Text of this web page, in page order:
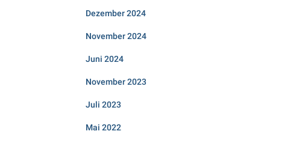
Dezember 2024
November 2024
Juni 2024
November 2023
Juli 2023
Mai 2022